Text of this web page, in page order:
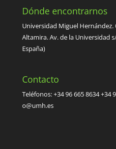
Dónde encontrarnos
Universidad Miguel Hernández.
Altamira. Av. de la Universidad
España)
Contacto
Teléfonos: +34 96 665 8634 +34
o@umh.es